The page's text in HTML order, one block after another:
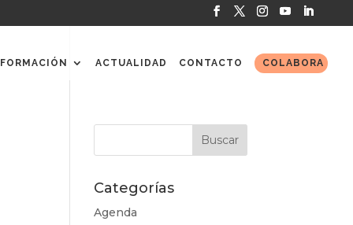
FORMACIÓN ACTUALIDAD CONTACTO COLABORA
Categorías
Agenda